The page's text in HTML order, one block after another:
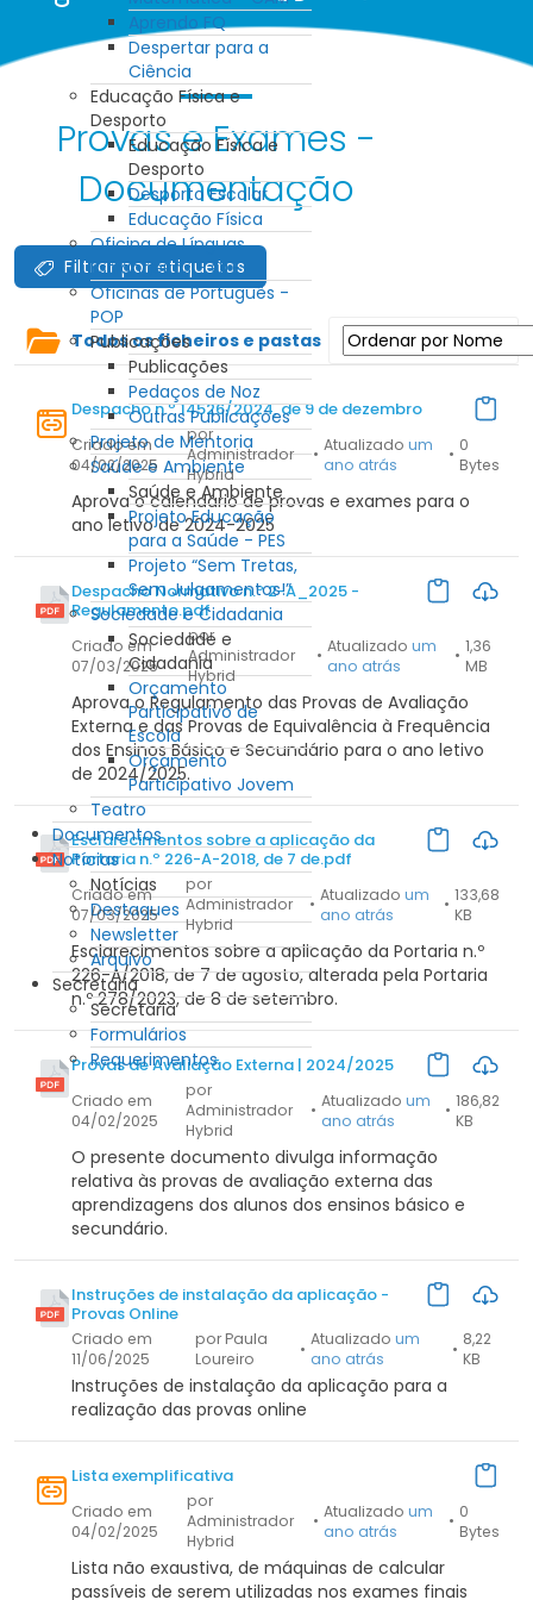
Aprendo FQ
Despertar para a
Ciência
Educação Física e
Desporto
Educação Física e
Desporto
Desporto Escolar
Educação Física
Oficina de Línguas
Estrangeiras - OLE
Oficinas de Português -
POP
Publicações
Publicações
Pedaços de Noz
Outras Publicações
Projeto de Mentoria
Saúde e Ambiente
Saúde e Ambiente
Projeto Educação
para a Saúde - PES
Projeto “Sem Tretas,
Sem Julgamentos!”
Sociedade e Cidadania
Sociedade e
Cidadania
Orçamento
Participativo de
Escola
Orçamento
Participativo Jovem
Teatro
Documentos
Notícias
Notícias
Destaques
Newsletter
Arquivo
Secretaria
Secretaria
Formulários
Requerimentos
Provas e Exames -
Documentação
Filtrar por etiquetas
Todos os ficheiros e pastas
Despacho n.º 14526/2024, de 9 de dezembro
Criado em
04/02/2025
por
Administrador
Hybrid
• Atualizado um
ano atrás
• 0
Bytes
Aprova o calendário de provas e exames para o
ano letivo de 2024-2025
Despacho Normativo n.º 2-A_2025 -
Regulamento.pdf
Criado em
07/03/2025
por
Administrador
Hybrid
• Atualizadoum
ano atrás
• 1,36
MB
Aprova o Regulamento das Provas de Avaliação
Externa e das Provas de Equivalência à Frequência
dos Ensinos Básico e Secundário para o ano letivo
de 2024/2025.
Esclarecimentos sobre a aplicação da
Portaria n.º 226-A-2018, de 7 de.pdf
Criado em
07/03/2025
por
Administrador
Hybrid
• Atualizadoum
ano atrás
• 133,68
KB
Esclarecimentos sobre a aplicação da Portaria n.º
226-A/2018, de 7 de agosto, alterada pela Portaria
n.º 278/2023, de 8 de setembro.
Provas de Avaliação Externa | 2024/2025
Criado em
04/02/2025
por
Administrador
Hybrid
• Atualizado um
ano atrás
• 186,82
KB
O presente documento divulga informação
relativa às provas de avaliação externa das
aprendizagens dos alunos dos ensinos básico e
secundário.
Instruções de instalação da aplicação -
Provas Online
Criado em
11/06/2025
por Paula
Loureiro
• Atualizadoum
ano atrás
• 8,22
KB
Instruções de instalação da aplicação para a
realização das provas online
Lista exemplificativa
Criado em
04/02/2025
por
Administrador
Hybrid
• Atualizado um
ano atrás
• 0
Bytes
Lista não exaustiva, de máquinas de calcular
passíveis de serem utilizadas nos exames finais